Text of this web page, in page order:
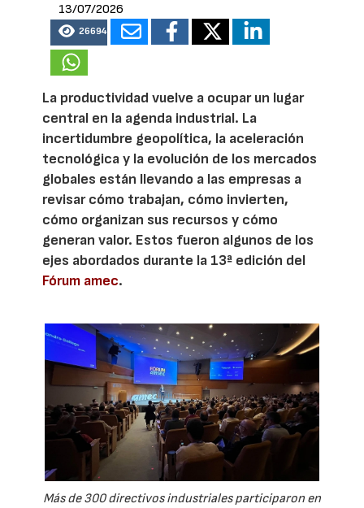
13/07/2026
26694
La productividad vuelve a ocupar un lugar
central en la agenda industrial. La
incertidumbre geopolítica, la aceleración
tecnológica y la evolución de los mercados
globales están llevando a las empresas a
revisar cómo trabajan, cómo invierten,
cómo organizan sus recursos y cómo
generan valor. Estos fueron algunos de los
ejes abordados durante la 13ª edición del
Fórum amec.
Más de 300 directivos industriales participaron en